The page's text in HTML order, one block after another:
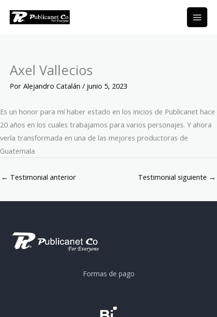
Axel Vallecios
Por Alejandro Catalán / junio 5, 2023
Es un honor para mí haber estado en los inicios de Publicanet hace
20 años en los cuales trabajamos para varios personajes. Y ahora
verla transformada en una de las mejores productoras de
Guatemala
← Testimonial anterior Testimonial siguiente →
Formas de pago